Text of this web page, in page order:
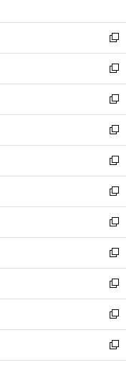
開
く
新
し
い
ウ
ィ
ン
ド
ウ
で
開
く
新
し
い
ウ
ィ
ン
ド
ウ
で
開
く
新
し
い
ウ
ィ
ン
ド
ウ
で
開
く
新
し
い
ウ
ィ
ン
ド
ウ
で
開
く
新
し
い
ウ
ィ
ン
ド
ウ
で
開
く
新
し
い
ウ
ィ
ン
ド
ウ
で
開
く
新
し
い
ウ
ィ
ン
ド
ウ
で
開
新
し
い
ウ
ィ
ン
ド
ウ
新
し
い
ウ
ィ
ン
新
し
い
ウ
新
し